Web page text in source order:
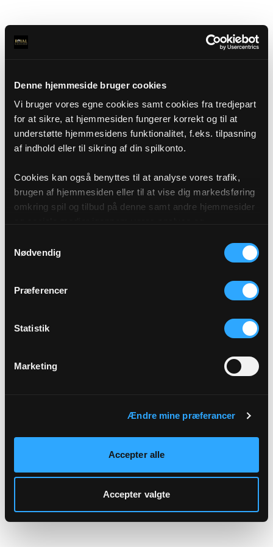
Denne hjemmeside bruger cookies
Vi bruger vores egne cookies samt cookies fra tredjepart
for at sikre, at hjemmesiden fungerer korrekt og til at
understøtte hjemmesidens funktionalitet, f.eks. tilpasning
af indhold eller til sikring af din spilkonto.
Cookies kan også benyttes til at analyse vores trafik,
brugen af hjemmesiden eller til at vise dig markedsføring
omkring spil og tilbud på denne samt andre hjemmesider
af cookies under "Detaljer" eller ved at klikke videre til
vores Cookiepolitik, som du finder i bunden af vores
Nødvendig
Præferencer
Statistik
Marketing
Ændre mine præferancer
Accepter alle
Accepter valgte